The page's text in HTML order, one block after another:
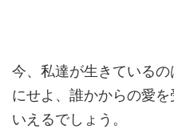
今、私達が生きている
にせよ、誰かからの愛
いえるでしょう。